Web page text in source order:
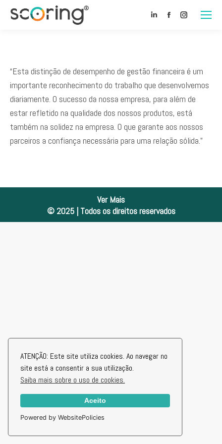
ATENÇÃO: Este site utiliza cookies. Ao navegar no
site está a consentir a sua utilização.
Saiba mais sobre o uso de cookies.
Aceito
Powered by WebsitePolicies
LinkedinFacebook
Instagram
“Esta distinção de desempenho de gestão financeira é um
importante reconhecimento do trabalho que desenvolvemos
diariamente. O sucesso da nossa empresa, para além de
estar refletido na qualidade dos nossos produtos, está
também na solidez na empresa. O que garante aos nossos
parceiros a confiança necessária para uma relação sólida.”
Ver Mais
© 2025 | Todos os direitos reservados